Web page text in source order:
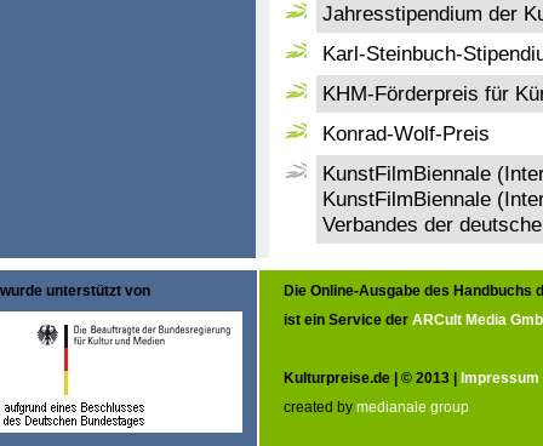
Jahresstipendium der
Karl-Steinbuch-
KHM-Förderpreis für
Konrad-Wolf-Preis
KunstFilmBiennale
KunstFilmBiennale
Verbandes der
wurde unterstützt von
Die Online-Ausgabe des Handbuchs
ist ein Service der ARCult Media
Kulturpreise.de | © 2013 | Impressum
created by medianale group